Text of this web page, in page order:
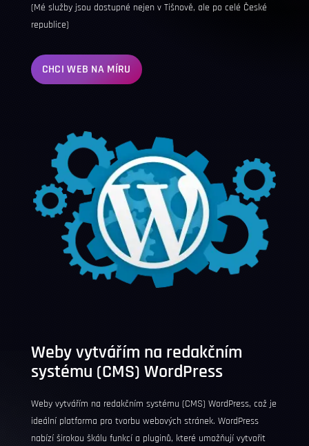
(Mé služby jsou dostupné nejen v Tišnově, ale po celé České
republice)
CHCI WEB NA MÍRU
Weby vytvářím na redakčním
systému (CMS) WordPress
Weby vytvářím na redakčním systému (CMS) WordPress, což je
ideální platforma pro tvorbu webových stránek. WordPress
nabízí širokou škálu funkcí a pluginů, které umožňují vytvořit